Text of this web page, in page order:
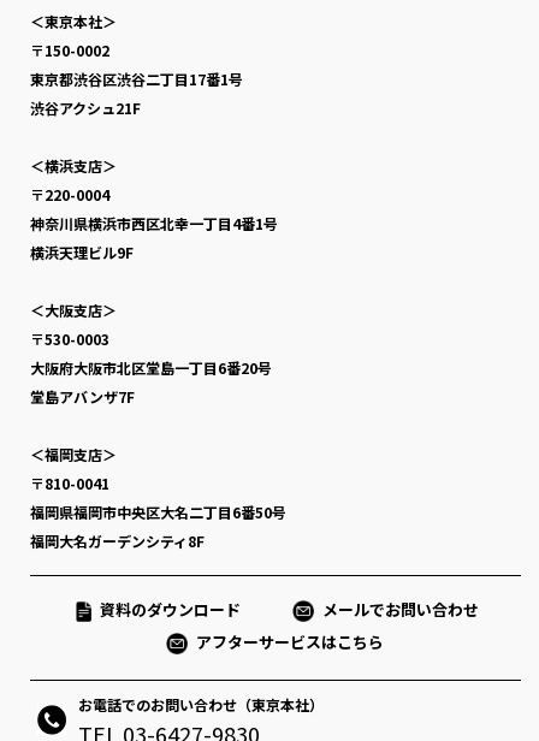
＜東京本社＞
〒150-0002
東京都渋谷区渋谷二丁目17番1号
渋谷アクシュ21F
＜横浜支店＞
〒220-0004
神奈川県横浜市西区北幸一丁目4番1号
横浜天理ビル9F
＜大阪支店＞
〒530-0003
大阪府大阪市北区堂島一丁目6番20号
堂島アバンザ7F
＜福岡支店＞
〒810-0041
福岡県福岡市中央区大名二丁目6番50号
福岡大名ガーデンシティ8F
資料のダウンロード
メールでお問い合わせ
アフターサービスはこちら
お電話でのお問い合わせ（東京本社）
TEL 03-6427-9830